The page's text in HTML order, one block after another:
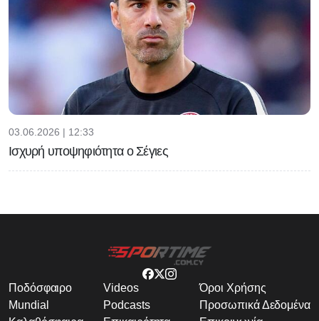
03.06.2026 | 12:33
Ισχυρή υποψηφιότητα ο Σέγιες
Ποδόσφαιρο
Mundial
Videos
Podcasts
Όροι Χρήσης
Προσωπικά Δεδομένα